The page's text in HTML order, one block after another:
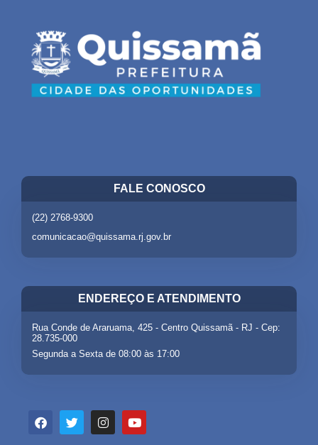
FALE CONOSCO
(22) 2768-9300
comunicacao@quissama.rj.gov.br
ENDEREÇO E ATENDIMENTO
Rua Conde de Araruama, 425 - Centro Quissamã - RJ - Cep:
28.735-000
Segunda a Sexta de 08:00 às 17:00